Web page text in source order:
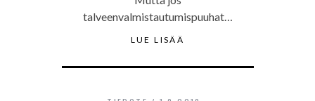
talveenvalmistautumispuuhat…
LUE LISÄÄ